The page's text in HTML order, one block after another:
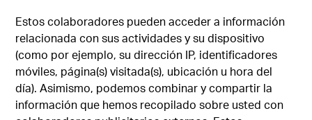
Estos colaboradores pueden acceder a información
relacionada con sus actividades y su dispositivo
(como por ejemplo, su dirección IP, identificadores
móviles, página(s) visitada(s), ubicación u hora del
día). Asimismo, podemos combinar y compartir la
información que hemos recopilado sobre usted con